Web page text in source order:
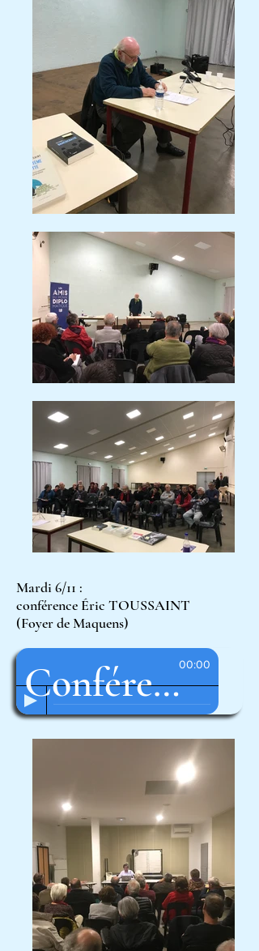
Mardi 6/11 :
conférence Éric TOUSSAINT
(Foyer de Maquens)
Conférence "Dettes"
Éric Toussaint
00:00